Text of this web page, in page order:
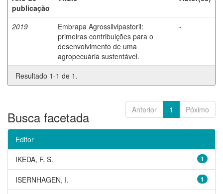
publicação
2019
Embrapa Agrossilvipastoril:
primeiras contribuições para o
desenvolvimento de uma
agropecuária sustentável.
-
Resultado 1-1 de 1.
Anterior 1 Póximo
Busca facetada
Editor
1
IKEDA, F. S.
1
ISERNHAGEN, I.